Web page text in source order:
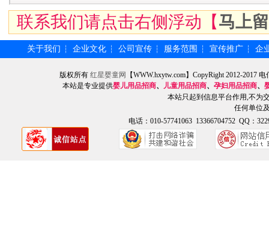
联系我们请点击右侧浮动【马上
关于我们 ┆ 企业文化 ┆ 公司宣传 ┆ 服务范围 ┆ 宣传推广 ┆ 企
版权所有 红星婴童网
【WWW.hxytw.com】CopyRight 2012-2017
本站是专业提供婴儿用品招商、 儿童用品招商、 孕妇用品招商、
本站只起到信息平台作用,不为
任何单位
电话：010-57741063 13366704752 QQ：